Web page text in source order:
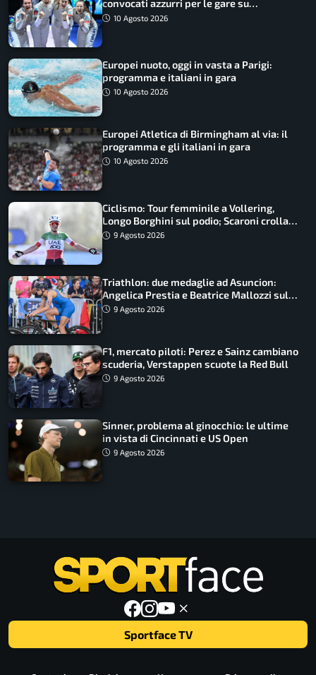
convocati azzurri per le gare su
SportFaceTV
10 Agosto 2026
Europei nuoto, oggi in vasta a Parigi:
programma e italiani in gara
10 Agosto 2026
Europei Atletica di Birmingham al via: il
programma e gli italiani in gara
10 Agosto 2026
Ciclismo: Tour femminile a Vollering,
Longo Borghini sul podio; Scaroni crolla
in Polonia
9 Agosto 2026
Triathlon: due medaglie ad Asuncion:
Angelica Prestia e Beatrice Mallozzi sul
podio
9 Agosto 2026
F1, mercato piloti: Perez e Sainz cambiano
scuderia, Verstappen scuote la Red Bull
9 Agosto 2026
Sinner, problema al ginocchio: le ultime
in vista di Cincinnati e US Open
9 Agosto 2026
Sportface TV